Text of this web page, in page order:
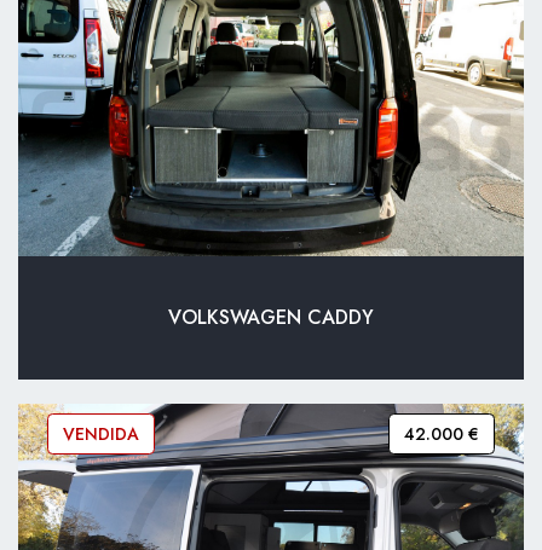
VOLKSWAGEN CADDY
VENDIDA 42.000 €